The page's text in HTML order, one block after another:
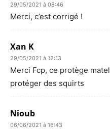
29/05/2021 à 08:46
Merci, c’est corrigé !
Xan K
29/05/2021 à 12:13
Merci Fcp, ce protège
protéger des squirts
Nioub
06/06/2021 à 16:43